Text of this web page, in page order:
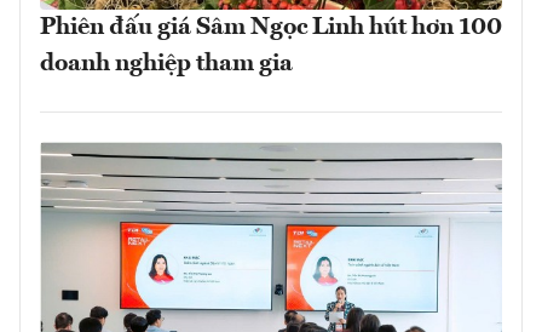
Phiên đấu giá Sâm Ngọc Linh hút hơn 100
doanh nghiệp tham gia